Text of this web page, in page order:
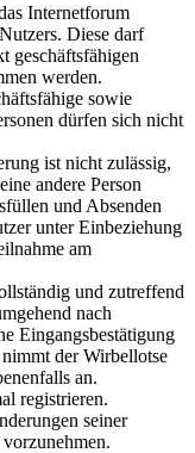
Internetforum
Diese darf
geschäftsfähigen
werden.
sowie
dürfen sich nicht
ist nicht zulässig,
andere Person
und Absenden
unter Einbeziehung
am
und zutreffend
nach
Eingangsbestätigung
der Wirbellotse
an.
registrieren.
seiner